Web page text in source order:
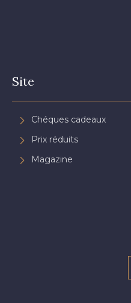
Site
Chéques cadeaux
Prix réduits
Magazine